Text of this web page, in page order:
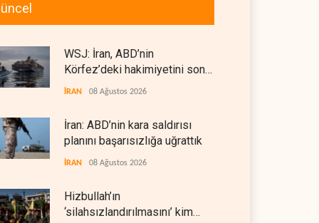
WSJ: İran, ABD’nin
Körfez’deki hakimiyetini sona
erdiriyor
İRAN 08 Ağustos 2026
İran: ABD’nin kara saldırısı
planını başarısızlığa uğrattık
İRAN 08 Ağustos 2026
Hizbullah’ın
‘silahsızlandırılmasını’ kim